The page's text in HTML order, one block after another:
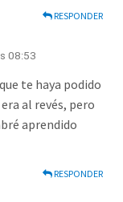
RESPONDER
08:53
te haya podido
al revés, pero
aprendido
RESPONDER